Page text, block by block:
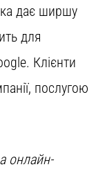
дає ширшу
для
Клієнти
послугою
онлайн-